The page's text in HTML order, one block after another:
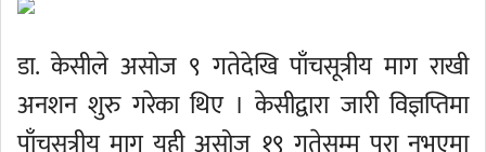
डा. केसीले असोज ९ गतेदेखि पाँचसूत्रीय माग राखी
अनशन शुरु गरेका थिए । केसीद्वारा जारी विज्ञप्तिमा